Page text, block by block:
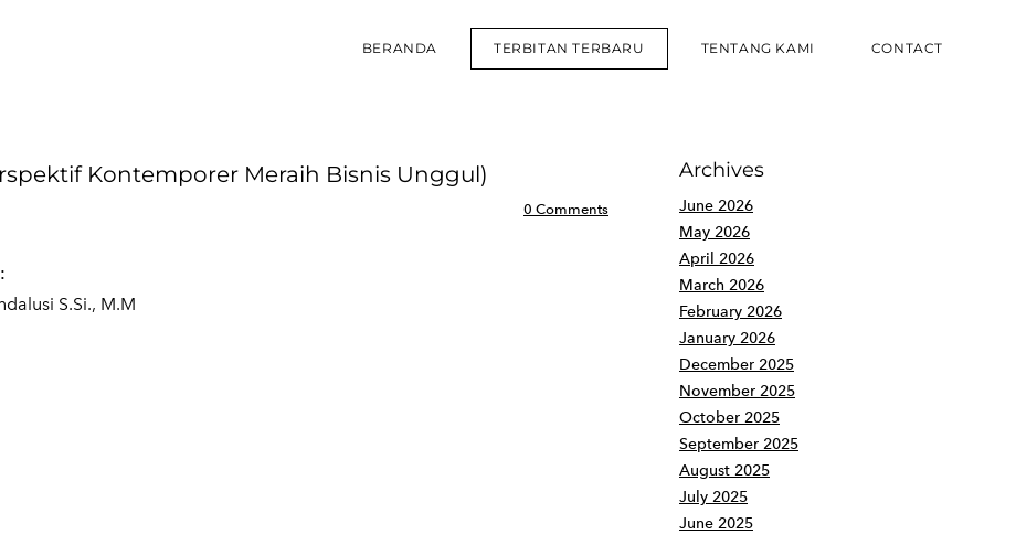
BERANDA TERBITAN TERBARU TENTANG KAMI CONTACT
Kontemporer Meraih Bisnis Unggul)
0 Comments
:
S.Si., M.M
Archives
June 2026
May 2026
April 2026
March 2026
February 2026
January 2026
December 2025
November 2025
October 2025
September 2025
August 2025
July 2025
June 2025